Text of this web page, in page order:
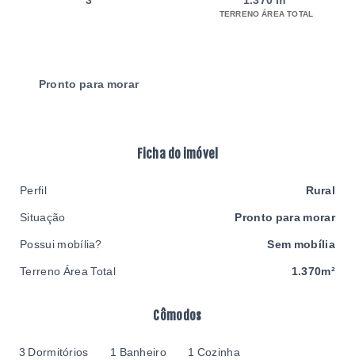
TERRENO ÁREA TOTAL
Pronto para morar
Cômodos
3 Dormitórios 1 Banheiro 1 Cozinha
Ficha do imóvel
Perfil Rural
Situação Pronto para morar
Possui mobília? Sem mobília
Terreno Área Total 1.370m²